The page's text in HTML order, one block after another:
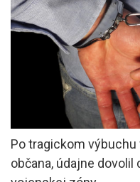
Po tragickom
občana, údajne